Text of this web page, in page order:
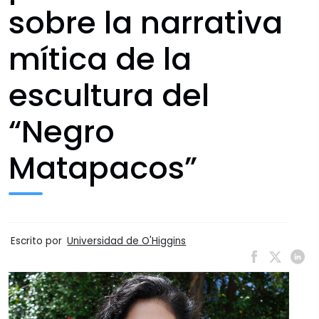
sobre la narrativa
mítica de la
escultura del
“Negro
Matapacos”
Escrito por Universidad de O'Higgins